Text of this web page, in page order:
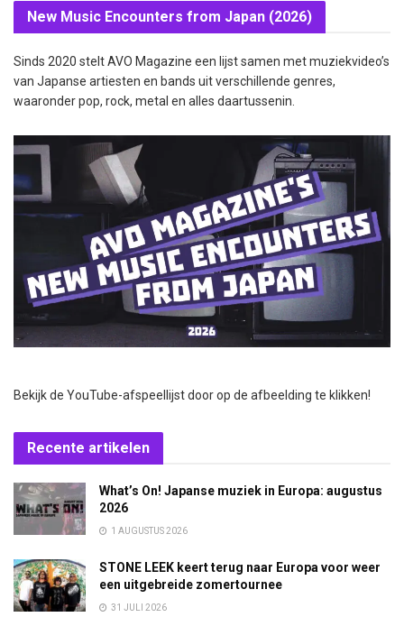
New Music Encounters from Japan (2026)
Sinds 2020 stelt AVO Magazine een lijst samen met muziekvideo’s
van Japanse artiesten en bands uit verschillende genres,
waaronder pop, rock, metal en alles daartussenin.
Bekijk de YouTube-afspeellijst door op de afbeelding te klikken!
Recente artikelen
What’s On! Japanse muziek in Europa: augustus
2026
1 AUGUSTUS 2026
STONE LEEK keert terug naar Europa voor weer
een uitgebreide zomertournee
31 JULI 2026